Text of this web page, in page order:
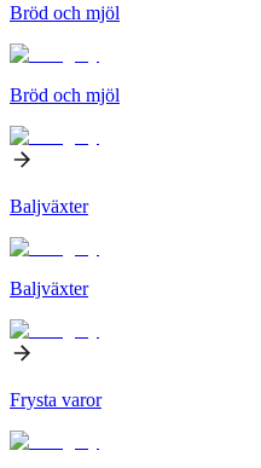
Bröd och mjöl
Bröd och mjöl
Baljväxter
Baljväxter
Frysta varor